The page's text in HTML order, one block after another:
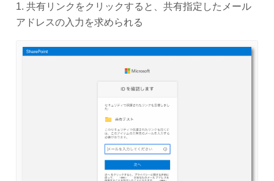
1. 共有リンクをクリックすると、共有指定したメール
アドレスの入力を求められる